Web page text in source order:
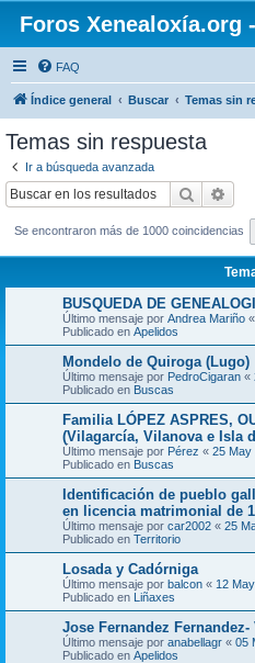
Foros Xenealoxía.org
FAQ
Índice general Buscar Temas sin
Temas sin respuesta
Ir a búsqueda avanzada
Buscar
Se encontraron más de 1000 coincidencias
BUSQUEDA DE
Último mensaje por Andrea Mariño «
Publicado en Apelidos
Mondelo de Quiroga (Lugo)
Último mensaje por PedroCigaran «
Publicado en Buscas
Familia LÓPEZ ASPRES,
(Vilagarcía, Vilanova e Isla
Último mensaje por Pérez « 25 May
Publicado en Buscas
Identificación de pueblo
en licencia matrimonial de
Último mensaje por car2002 « 25
Publicado en Territorio
Losada y Cadórniga
Último mensaje por balcon « 12
Publicado en Liñaxes
Jose Fernandez
Último mensaje por anabellagr « 05
Publicado en Apelidos